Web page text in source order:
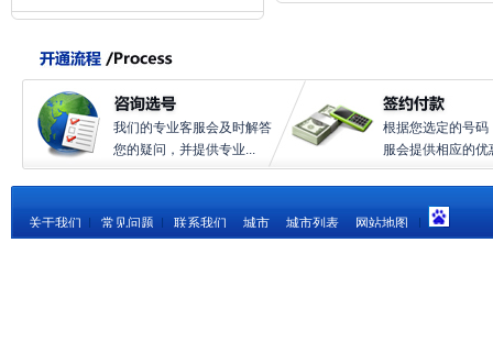
我们的专业客服会及时解答
您的疑问，并提供专业...
根据您选定的号码
服会提供相应的优
关于我们 常见问题 联系我们 城市 城市列表 网站地图